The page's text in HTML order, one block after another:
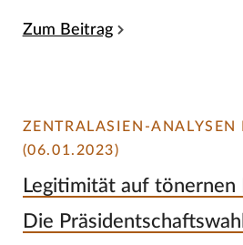
Zum Beitrag
ZENTRALASIEN-ANALYSEN
(06.01.2023)
Legitimität auf tönernen
Die